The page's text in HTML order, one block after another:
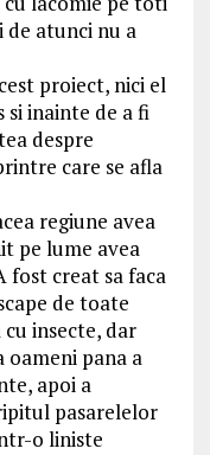
atunci nu a
proiect, nici el
si inainte de a fi
despre
care se afla
regiune avea
pe lume avea
fost creat sa faca
de toate
insecte, dar
oameni pana a
apoi a
pasarelelor
o liniste